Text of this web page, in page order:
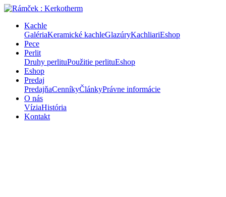
Kachle
GalériaKeramické kachleGlazúryKachliariEshop
Pece
Perlit
Druhy perlituPoužitie perlituEshop
Eshop
Predaj
PredajňaCenníkyČlánkyPrávne informácie
O nás
VíziaHistória
Kontakt